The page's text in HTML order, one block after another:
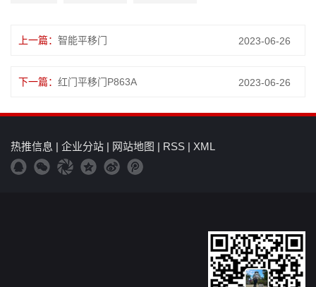
上一篇： 智能平移门 2023-06-26
下一篇： 红门平移门P863A 2023-06-26
热推信息 | 企业分站 | 网站地图 | RSS | XML